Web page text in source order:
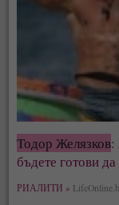
Тодор Желязков:
бъдете готови
РИАЛИТИ »